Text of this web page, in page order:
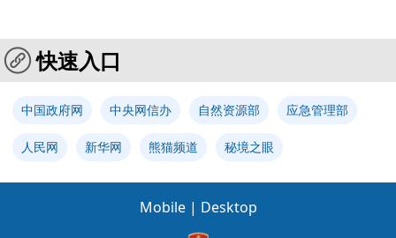
快速入口
中国政府网 中央网信办 自然资源部 应急管理部
人民网 新华网 熊猫频道 秘境之眼
Mobile | Desktop